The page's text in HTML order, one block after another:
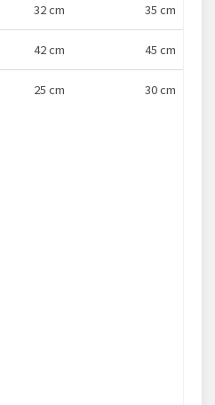
32 cm 35 cm
42 cm 45 cm
25 cm 30 cm